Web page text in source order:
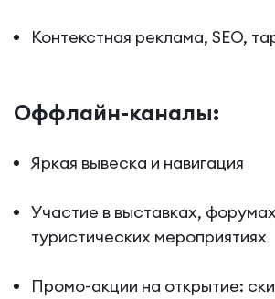
Контекстная реклама, SEO,
Оффлайн-каналы:
Яркая вывеска и навигация
Участие в выставках,
туристических мероприятиях
Промо-акции на открытие: